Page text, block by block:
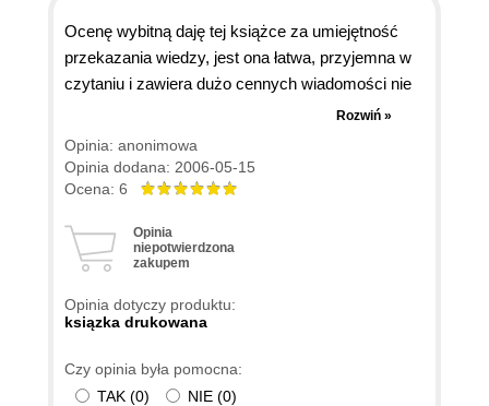
Ocenę wybitną daję tej książce za umiejętność
przekazania wiedzy, jest ona łatwa, przyjemna w
czytaniu i zawiera dużo cennych wiadomości nie
pogrążając czytelnika w jego niewiedzy, jestem
nią zachwycony bo taki laik jak ja w
programowaniu wszystko rozumiem co tam jest
napisane, chciałbym ja porównać przy okazji do
Davisa, z której kompletnie nic nie rozumiem i
dałbym jej ocenę 1-ksiazka zła. Bogdan Czogalik
serdecznie.
Rozwiń »
Opinia: anonimowa
Opinia dodana: 2006-05-15
Ocena: 6
Opinia
niepotwierdzona
zakupem
Opinia dotyczy produktu:
ksiązka drukowana
Czy opinia była pomocna:
TAK (0) NIE (0)